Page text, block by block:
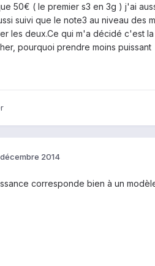
50€ ( le premier s3 en 3g ) j'ai
suivi que le note3 au niveau des
les deux.Ce qui m'a décidé c'est
pourquoi prendre moins puissant
décembre 2014
corresponde bien à un